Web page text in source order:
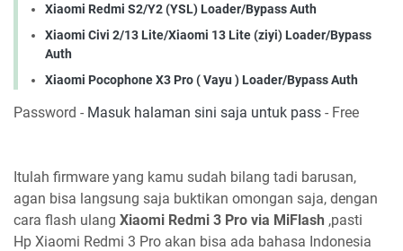
Xiaomi Redmi S2/Y2 (YSL) Loader/Bypass Auth
Xiaomi Civi 2/13 Lite/Xiaomi 13 Lite (ziyi) Loader/Bypass
Auth
Xiaomi Pocophone X3 Pro ( Vayu ) Loader/Bypass Auth
Password - Masuk halaman sini saja untuk pass - Free
Itulah firmware yang kamu sudah bilang tadi barusan,
agan bisa langsung saja buktikan omongan saja, dengan
cara flash ulang Xiaomi Redmi 3 Pro via MiFlash ,pasti
Hp Xiaomi Redmi 3 Pro akan bisa ada bahasa Indonesia